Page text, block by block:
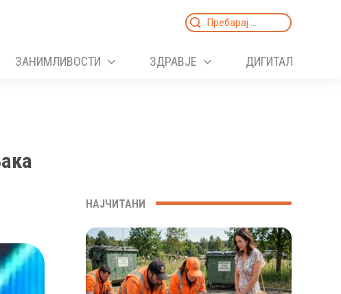
Search
ЗАНИМЛИВОСТИ ЗДРАВЈЕ ДИГИТАЛ
НАЈЧИТАНИ